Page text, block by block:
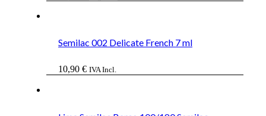
Semilac 002 Delicate French 7 ml
10,90 € IVA Incl.